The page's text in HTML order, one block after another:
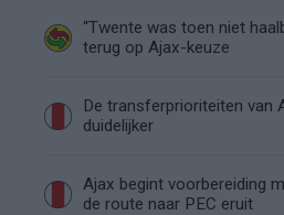
“Twente was toen niet
terug op Ajax-keuze
De transferprioriteiten van
duidelijker
Ajax begint voorbereiding
de route naar PEC eruit